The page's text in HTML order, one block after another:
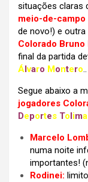
situações claras
meio-de-
de novo!) e
Colorado Bruno
final da partida
Álvaro Montero..
Segue abaixo a
jogadores
Deportes Tolima
Marcelo
numa noite
importantes!
Rodinei: